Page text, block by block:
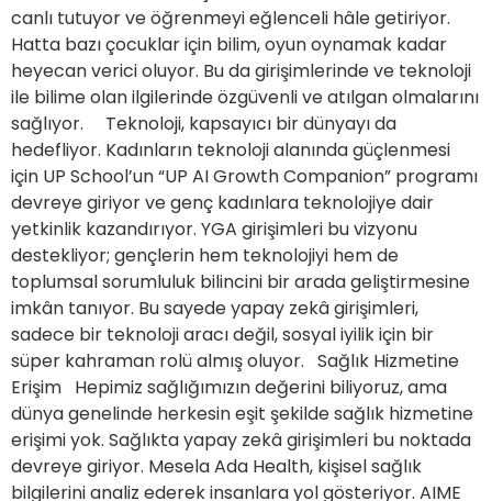
canlı tutuyor ve öğrenmeyi eğlenceli hâle getiriyor.
Hatta bazı çocuklar için bilim, oyun oynamak kadar
heyecan verici oluyor. Bu da girişimlerinde ve teknoloji
ile bilime olan ilgilerinde özgüvenli ve atılgan olmalarını
sağlıyor. Teknoloji, kapsayıcı bir dünyayı da
hedefliyor. Kadınların teknoloji alanında güçlenmesi
için UP School’un “UP AI Growth Companion” programı
devreye giriyor ve genç kadınlara teknolojiye dair
yetkinlik kazandırıyor. YGA girişimleri bu vizyonu
destekliyor; gençlerin hem teknolojiyi hem de
toplumsal sorumluluk bilincini bir arada geliştirmesine
imkân tanıyor. Bu sayede yapay zekâ girişimleri,
sadece bir teknoloji aracı değil, sosyal iyilik için bir
süper kahraman rolü almış oluyor. Sağlık Hizmetine
Erişim Hepimiz sağlığımızın değerini biliyoruz, ama
dünya genelinde herkesin eşit şekilde sağlık hizmetine
erişimi yok. Sağlıkta yapay zekâ girişimleri bu noktada
devreye giriyor. Mesela Ada Health, kişisel sağlık
bilgilerini analiz ederek insanlara yol gösteriyor. AIME